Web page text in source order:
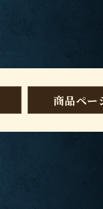
商品ペー